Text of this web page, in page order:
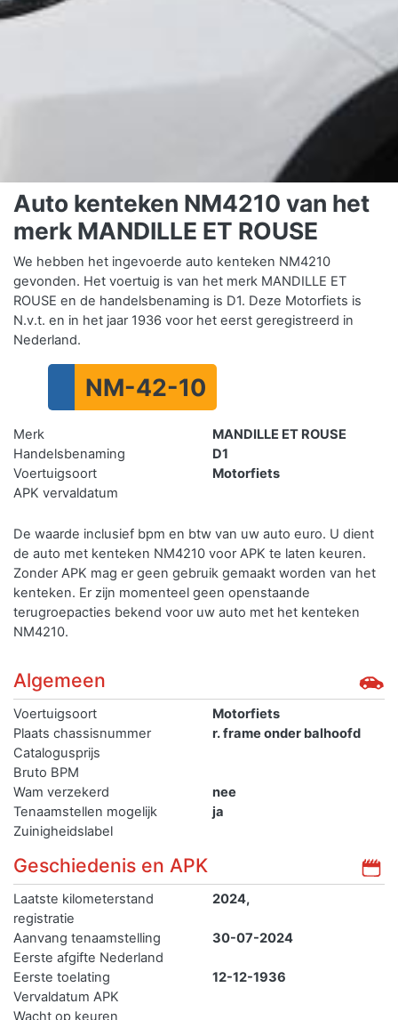
Auto kenteken NM4210 van het
merk MANDILLE ET ROUSE
We hebben het ingevoerde auto kenteken NM4210
gevonden. Het voertuig is van het merk MANDILLE ET
ROUSE en de handelsbenaming is D1. Deze Motorfiets is
N.v.t. en in het jaar 1936 voor het eerst geregistreerd in
Nederland.
NM-42-10
Merk
MANDILLE ET ROUSE
Handelsbenaming
D1
Voertuigsoort
Motorfiets
APK vervaldatum
De waarde inclusief bpm en btw van uw auto euro. U dient
de auto met kenteken NM4210 voor APK te laten keuren.
Zonder APK mag er geen gebruik gemaakt worden van het
kenteken. Er zijn momenteel geen openstaande
terugroepacties bekend voor uw auto met het kenteken
NM4210.
Algemeen
Voertuigsoort
Motorfiets
Plaats chassisnummer
r. frame onder balhoofd
Catalogusprijs
Bruto BPM
Wam verzekerd
nee
Tenaamstellen mogelijk
ja
Zuinigheidslabel
Geschiedenis en APK
Laatste kilometerstand
registratie
2024,
Aanvang tenaamstelling
30-07-2024
Eerste afgifte Nederland
Eerste toelating
12-12-1936
Vervaldatum APK
Wacht op keuren